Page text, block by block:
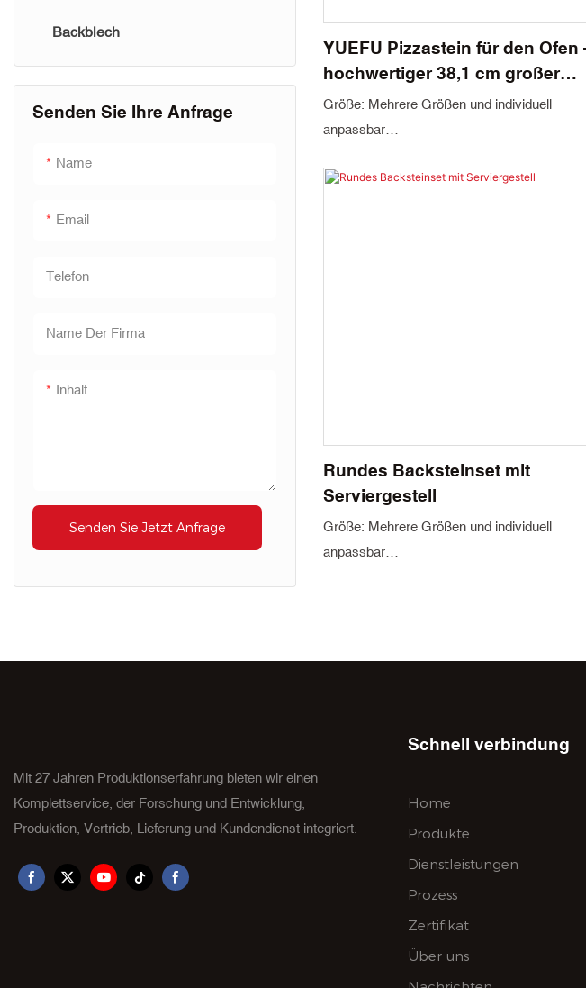
Kamado-Grill
Backblech
Senden Sie Ihre Anfrage
Name
Email
Telefon
Name Der Firma
Inhalt
Senden Sie Jetzt Anfrage
YUEFU Pizzastein für den Ofen
hochwertiger 38,1 cm großer
Backstein aus Cordierit
Größe: Mehrere Größen und individuell
anpassbar
Herkunftsort: Jiangxi, China
Rundes Backsteinset mit
Serviergestell
Größe: Mehrere Größen und individuell
anpassbar
Mit 27 Jahren Produktionserfahrung bieten wir einen
Komplettservice, der Forschung und Entwicklung,
Produktion, Vertrieb, Lieferung und Kundendienst integriert.
Schnell verbindung
Home
Produkte
Dienstleistungen
Prozess
Zertifikat
Über uns